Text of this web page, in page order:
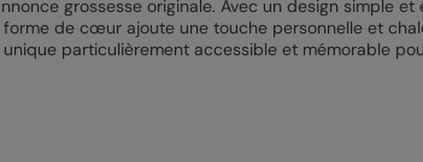
grossesse originale. Avec un design simple
de cœur ajoute une touche personnelle et
particulièrement accessible et mémorable